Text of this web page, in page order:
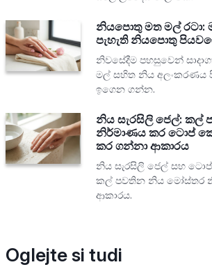
නියපොතු මත මල් රටා:
පැහැති නියපොතු
නිවසේදීම පහසුවෙන්
මල් සහිත නිය අලංකරණය
ඉගෙන ගන්න.
නිය සැරසිලි ජෙල්: කල්
නිර්මාණය කර ටොප්
කර ගන්නා ආකාරය
නිය සැරසිලි ජෙල් සහ
කල් පවතින නිය මෝස්තර
ආකාරය.
Oglejte si tudi